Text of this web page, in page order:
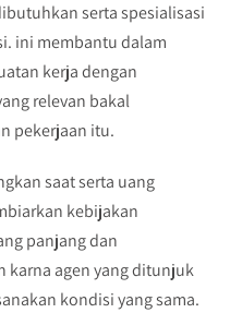
serta spesialisasi
ini membantu dalam
kerja dengan
relevan bakal
pekerjaan itu.
saat serta uang
kebijakan
panjang dan
karna agen yang ditunjuk
kondisi yang sama.